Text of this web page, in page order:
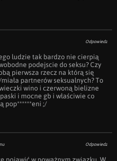
Odpowiedz
ludzie tak bardzo nie cierpią
podejscie do seksu? Czy
pierwsza rzecz na którą się
partnerów seksualnych? To
wino i czerwoną bielizne
i mocne gb i właściwie co
pop******eni ;/
Odpowiedz
pojawić w poważnym związku. W